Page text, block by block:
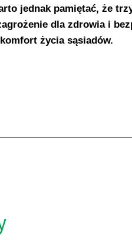
jednak pamiętać, że
dla zdrowia i
życia sąsiadów.